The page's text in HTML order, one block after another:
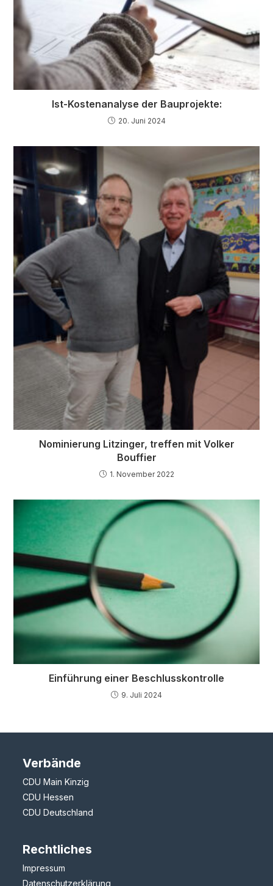
Ist-Kostenanalyse der Bauprojekte:
20. Juni 2024
Nominierung Litzinger, treffen mit Volker
Bouffier
1. November 2022
Einführung einer Beschlusskontrolle
9. Juli 2024
Verbände
CDU Main Kinzig
CDU Hessen
CDU Deutschland
Rechtliches
Impressum
Datenschutzerklärung